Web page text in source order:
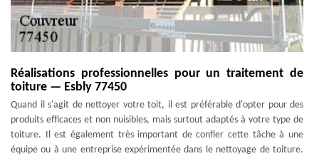
Réalisations professionnelles pour un traitement de
toiture — Esbly 77450
Quand il s'agit de nettoyer votre toit, il est préférable d'opter pour des
produits efficaces et non nuisibles, mais surtout adaptés à votre type de
toiture. Il est également très important de confier cette tâche à une
équipe ou à une entreprise expérimentée dans le nettoyage de toiture.